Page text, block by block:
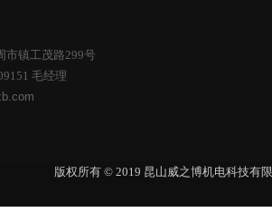
镇工茂路299号
毛经理
版权所有 © 2019 昆山威之博机电科技